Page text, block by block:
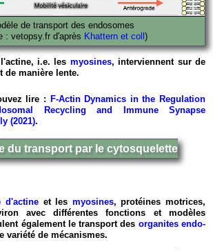
de transport des endosomes
: vetopsy.fr d'après Khattern et coll )
i.e. les myosines, interviennent sur de
de manière lente.
lire : F-Actin Dynamics in the Regulation
Recycling and Immune Synapse
(2021).
du transport par le cytosquelette
d'actineet les myosines, protéines motrices,
avec différentes fonctions et modèles
également le transport des organites endo-
variété de mécanismes.